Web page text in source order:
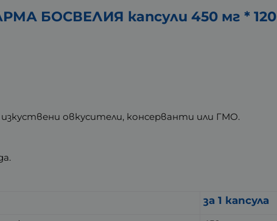
БОСВЕЛИЯ капсули 450 мг * 120
овкусители, консерванти или ГМО.
за 1 капсула